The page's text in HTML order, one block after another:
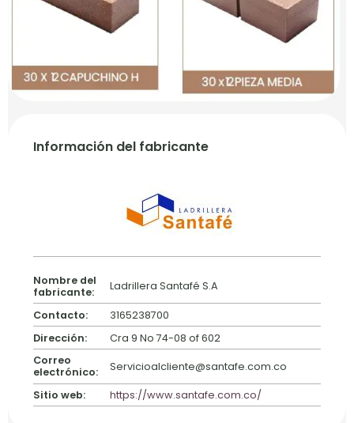
Información del fabricante
Nombre del
fabricante:
Ladrillera Santafé S.A
Contacto:
3165238700
Dirección:
Cra 9 No 74-08 of 602
Correo
electrónico:
Servicioalcliente@santafe.com.co
Sitio web: https://www.santafe.com.co/